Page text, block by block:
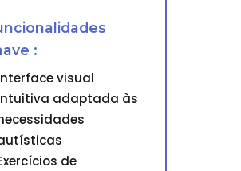
:
visual
adaptada às
de